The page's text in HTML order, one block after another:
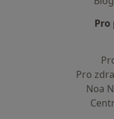
Pro
Pro
Noa